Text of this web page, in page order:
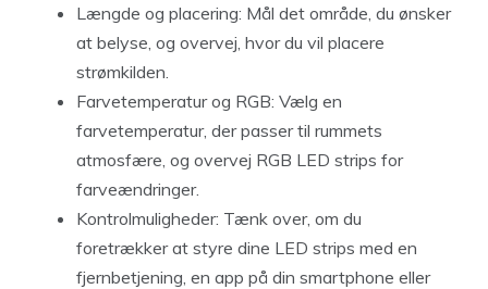
Længde og placering: Mål det område, du ønsker
at belyse, og overvej, hvor du vil placere
strømkilden.
Farvetemperatur og RGB: Vælg en
farvetemperatur, der passer til rummets
atmosfære, og overvej RGB LED strips for
farveændringer.
Kontrolmuligheder: Tænk over, om du
foretrækker at styre dine LED strips med en
fjernbetjening, en app på din smartphone eller